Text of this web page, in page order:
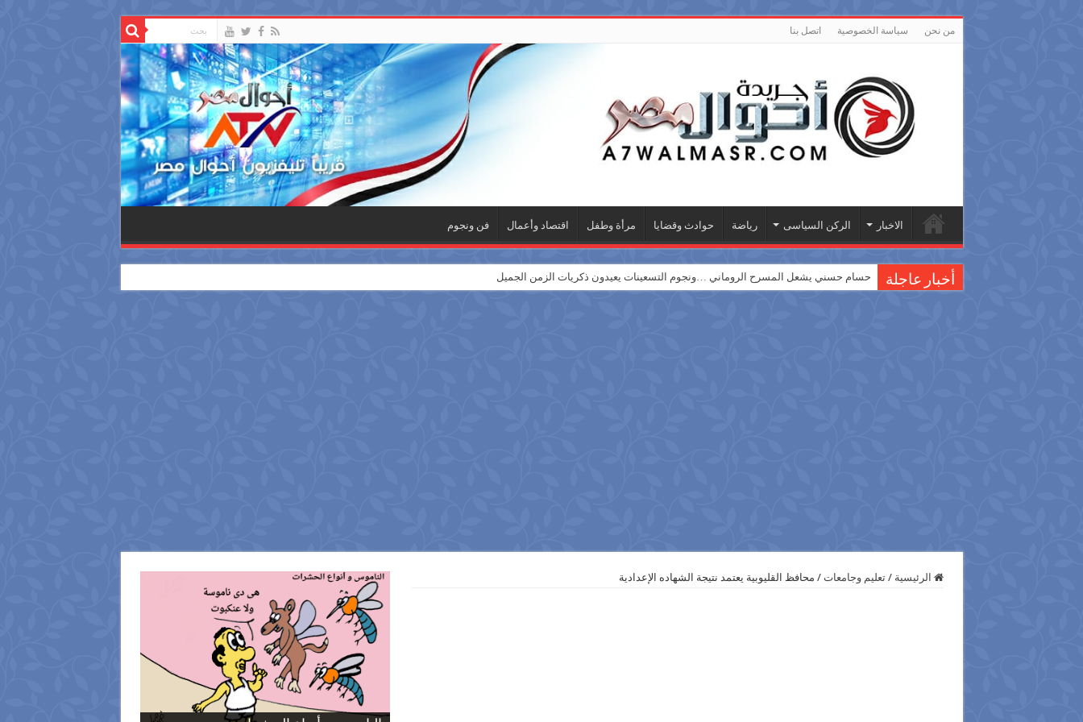
من نحن سياسة الخصوصية اتصل بنا
الاخبار الركن السياسى رياضة حوادث وقضايا مرأة وطفل اقتصاد وأعمال فن ونجوم
أخبار عاجلة حسام حسني يشعل المسرح الروماني …ونجوم التسعينات يعيدون ذكريات الزمن الجميل
الرئيسية / تعليم وجامعات / محافظ القليوبية يعتمد نتيجة الشهاده الإعدادية